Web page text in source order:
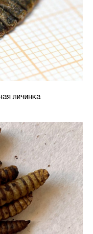
личинка